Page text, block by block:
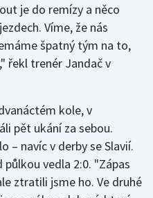
je do remízy a něco
Víme, že nás
špatný tým na to,
řekl trenér Jandač v
kole, v
pět ukání za sebou.
– navíc v derby se Slavií.
vedla 2:0. "Zápas
ztratili jsme ho. Ve druhé